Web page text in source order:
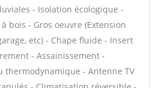
- Isolation écologique -
bois - Gros oeuvre (Extension
etc) - Chape fluide - Insert
- Assainissement -
thermodynamique - Antenne TV